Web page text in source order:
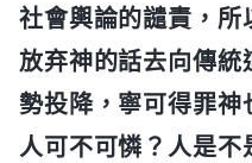
社會輿論的譴責，所
放弃神的話去向傳統
勢投降，寧可得罪神
人可不可憐？人是